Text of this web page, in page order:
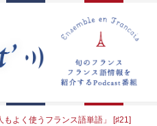
よく使うフランス語単語」 [♯21]